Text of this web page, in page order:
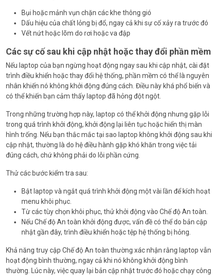
Bụi hoặc mảnh vụn chặn các khe thông gió
Dấu hiệu của chất lỏng bị đổ, ngay cả khi sự cố xảy ra trước đó
Vết nứt hoặc lõm do rơi hoặc va đập
Các sự cố sau khi cập nhật hoặc thay đổi phần mềm
Nếu laptop của bạn ngừng hoạt động ngay sau khi cập nhật, cài đặt
trình điều khiển hoặc thay đổi hệ thống, phần mềm có thể là nguyên
nhân khiến nó không khởi động đúng cách. Điều này khá phổ biến và
có thể khiến bạn cảm thấy laptop đã hỏng đột ngột.
Trong những trường hợp này, laptop có thể khởi động nhưng gặp lỗi
trong quá trình khởi động, khởi động lại liên tục hoặc hiển thị màn
hình trống. Nếu bạn thắc mắc tại sao laptop không khởi động sau khi
cập nhật, thường là do hệ điều hành gặp khó khăn trong việc tải
đúng cách, chứ không phải do lỗi phần cứng.
Thử các bước kiểm tra sau:
Bật laptop và ngắt quá trình khởi động một vài lần để kích hoạt
menu khôi phục.
Từ các tùy chọn khôi phục, thử khởi động vào Chế độ An toàn.
Nếu Chế độ An toàn khởi động được, vấn đề có thể do bản cập
nhật gần đây, trình điều khiển hoặc tệp hệ thống bị hỏng.
Khả năng truy cập Chế độ An toàn thường xác nhận rằng laptop vẫn
hoạt động bình thường, ngay cả khi nó không khởi động bình
thường. Lúc này, việc quay lại bản cập nhật trước đó hoặc chạy công